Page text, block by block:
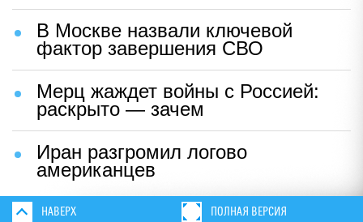
В Москве назвали ключевой
фактор завершения СВО
Мерц жаждет войны с Россией:
раскрыто — зачем
Иран разгромил логово
американцев
НАВЕРХ ПОЛНАЯ ВЕРСИЯ